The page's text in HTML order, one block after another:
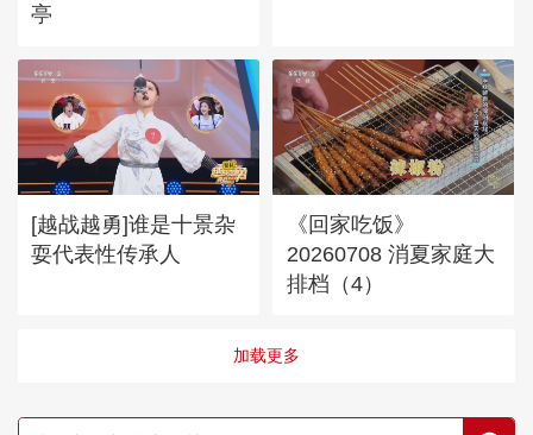
亭
[越战越勇]谁是十景杂
耍代表性传承人
《回家吃饭》
20260708 消夏家庭大
排档（4）
加载更多